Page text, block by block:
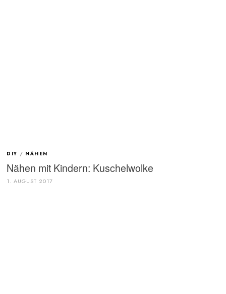
DIY / NÄHEN
Nähen mit Kindern: Kuschelwolke
1. AUGUST 2017